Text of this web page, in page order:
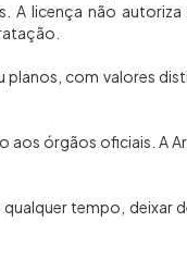
A licença não
planos, com valores
órgãos oficiais. A
tempo, deixar